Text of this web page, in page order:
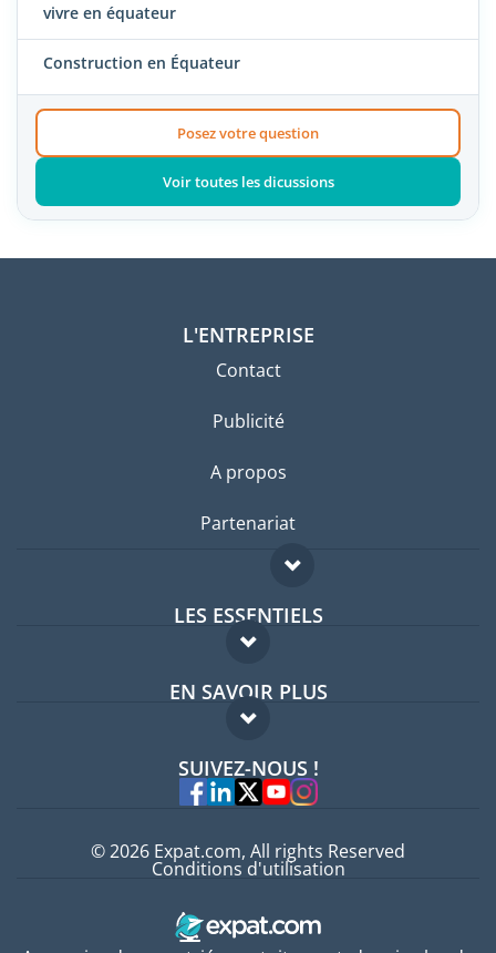
vivre en équateur
Construction en Équateur
Posez votre question
Voir toutes les dicussions
L'ENTREPRISE
Contact
Publicité
A propos
Partenariat
LES ESSENTIELS
Forum expatriés
Guides pays
EN SAVOIR PLUS
FAQ
Experts
SUIVEZ-NOUS !
© 2026 Expat.com, All rights Reserved
Conditions d'utilisation